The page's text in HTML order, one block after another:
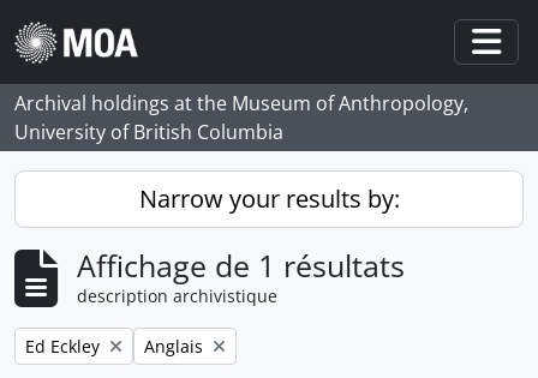
Skip to main content
Archival holdings at the Museum of Anthropology,
University of British Columbia
Narrow your results by:
Affichage de 1 résultats
description archivistique
Remove filter:
Ed Eckley Remove filter:
Anglais